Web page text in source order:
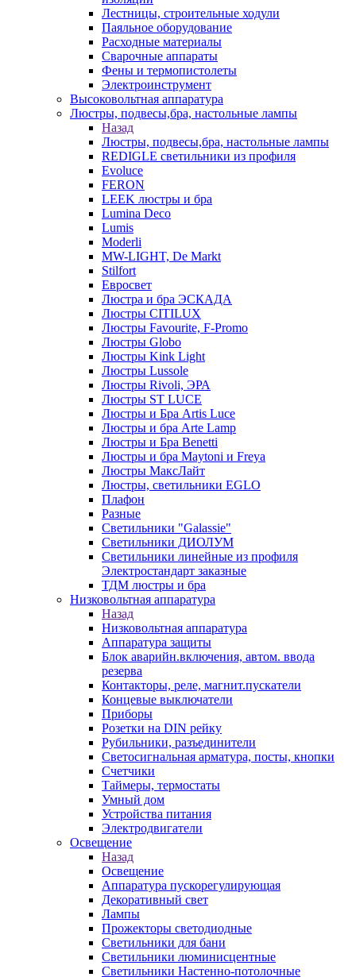
Лестницы, строительные ходули
Паяльное оборудование
Расходные материалы
Сварочные аппараты
Фены и термопистолеты
Электроинструмент
Высоковольтная аппаратура
Люстры, подвесы,бра, настольные лампы
Назад
Люстры, подвесы,бра, настольные лампы
REDIGLE светильники из профиля
Evoluce
FERON
LEEK люстры и бра
Lumina Deco
Lumis
Moderli
MW-LIGHT, De Markt
Stilfort
Евросвет
Люстра и бра ЭСКАДА
Люстры CITILUX
Люстры Favourite, F-Promo
Люстры Globo
Люстры Kink Light
Люстры Lussole
Люстры Rivoli, ЭРА
Люстры ST LUCE
Люстры и Бра Artis Luce
Люстры и бра Arte Lamp
Люстры и Бра Benetti
Люстры и бра Maytoni и Freya
Люстры МаксЛайт
Люстры, светильники EGLO
Плафон
Разные
Светильники "Galassie"
Светильники ДИОЛУМ
Светильники линейные из профиля
Электростандарт заказные
ТДМ люстры и бра
Низковольтная аппаратура
Назад
Низковольтная аппаратура
Аппаратура защиты
Блок аварийн.включения, автом. ввода
резерва
Контакторы, реле, магнит.пускатели
Концевые выключатели
Приборы
Розетки на DIN рейку
Рубильники, разъединители
Светосигнальная арматура, посты, кнопки
Счетчики
Таймеры, термостаты
Умный дом
Устройства питания
Электродвигатели
Освещение
Назад
Освещение
Аппаратура пускорегулирующая
Декоративный свет
Лампы
Прожекторы светодиодные
Светильники для бани
Светильники люминисцентные
Светильники Настенно-потолочные